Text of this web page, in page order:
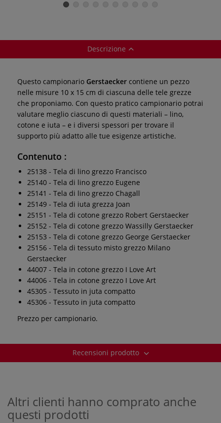
Descrizione
Questo campionario Gerstaecker contiene un pezzo
nelle misure 10 x 15 cm di ciascuna delle tele grezze
che proponiamo. Con questo pratico campionario potrai
valutare meglio ciascuno di questi materiali – lino,
cotone e iuta – e i diversi spessori per trovare il
supporto più adatto alle tue esigenze artistiche.
Contenuto :
25138 - Tela di lino grezzo Francisco
25140 - Tela di lino grezzo Eugene
25141 - Tela di lino grezzo Chagall
25149 - Tela di iuta grezza Joan
25151 - Tela di cotone grezzo Robert Gerstaecker
25152 - Tela di cotone grezzo Wassilly Gerstaecker
25153 - Tela di cotone grezzo George Gerstaecker
25156 - Tela di tessuto misto grezzo Milano
Gerstaecker
44007 - Tela in cotone grezzo I Love Art
44006 - Tela in cotone grezzo I Love Art
45305 - Tessuto in juta compatto
45306 - Tessuto in juta compatto
Prezzo per campionario.
Recensioni prodotto
Altri clienti hanno comprato anche
questi prodotti